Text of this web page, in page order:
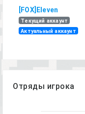
[FOX]Eleven
Текущий аккаунт
Актуальный аккаунт
Отряды игрока